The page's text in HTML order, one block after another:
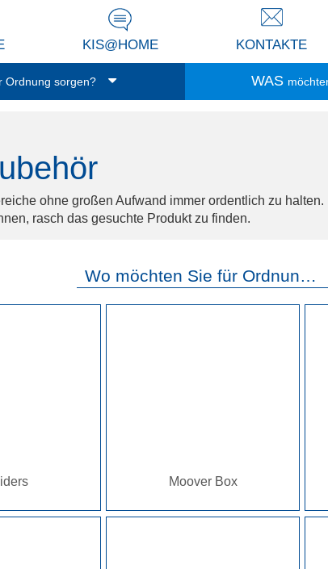
KIS@HOME KONTAKTE
Ordnung sorgen?
Kleidung
Haushalt
Zubehör
Bad-Zubehör
WAS
ohne großen Aufwand immer ordentlich zu halten.
rasch das gesuchte Produkt zu finden.
Wo möchten Sie für Ordnung sorgen?
Moover Box